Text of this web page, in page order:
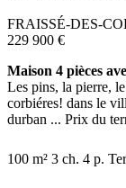
FRAISSÉ-DES-
229 900 €
Maison 4 pièces
Les pins, la pierre,
corbiéres! dans le
durban ... Prix du
100 m² 3 ch. 4 p.